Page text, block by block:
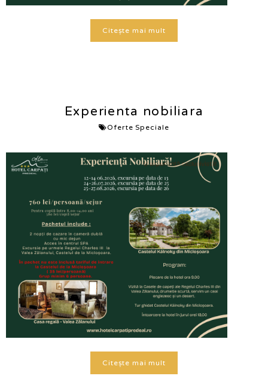
Citește mai mult
Experienta nobiliara
Oferte Speciale
Citește mai mult